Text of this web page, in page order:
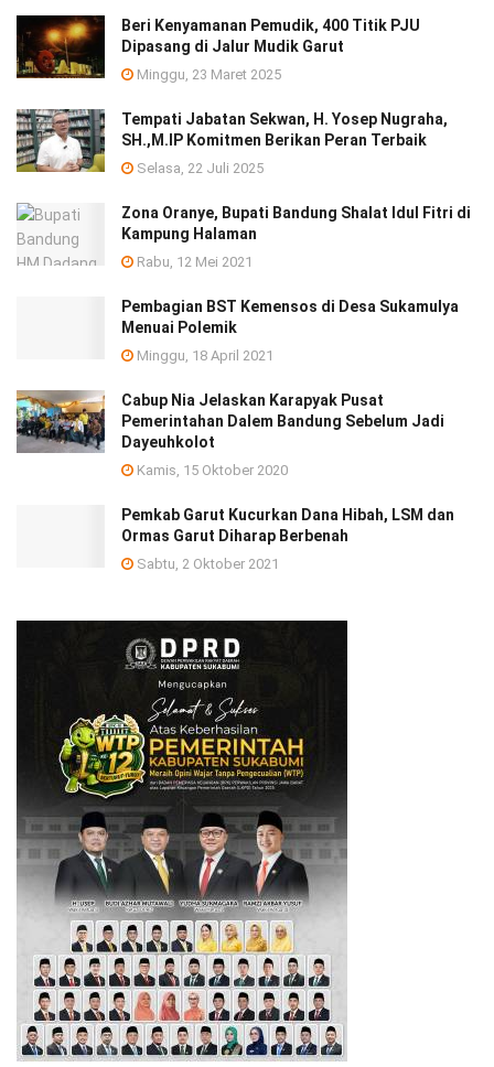
Beri Kenyamanan Pemudik, 400 Titik PJU
Dipasang di Jalur Mudik Garut
Minggu, 23 Maret 2025
Tempati Jabatan Sekwan, H. Yosep Nugraha,
SH.,M.IP Komitmen Berikan Peran Terbaik
Selasa, 22 Juli 2025
Zona Oranye, Bupati Bandung Shalat Idul Fitri di
Kampung Halaman
Rabu, 12 Mei 2021
Pembagian BST Kemensos di Desa Sukamulya
Menuai Polemik
Minggu, 18 April 2021
Cabup Nia Jelaskan Karapyak Pusat
Pemerintahan Dalem Bandung Sebelum Jadi
Dayeuhkolot
Kamis, 15 Oktober 2020
Pemkab Garut Kucurkan Dana Hibah, LSM dan
Ormas Garut Diharap Berbenah
Sabtu, 2 Oktober 2021